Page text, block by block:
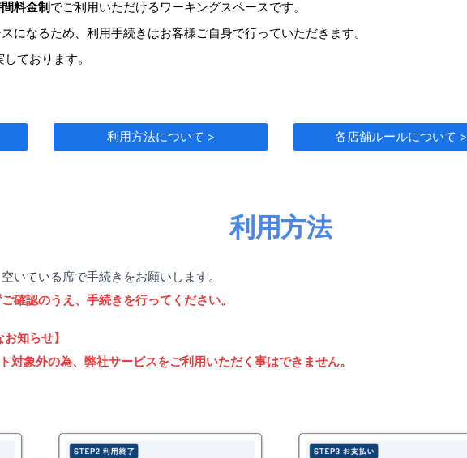
料金制 でご利用いただけるワーキングスペースです。
になるため、利用手続きはお客様ご自身で行っていただきます。
ております。
利用方法について > 各店舗ルールについて >
利用方法
いている席で手続きをお願いします。
確認のうえ、手続きを行ってください。
知らせ】
対象外の為、弊社サービスをご利用いただく事はできません。